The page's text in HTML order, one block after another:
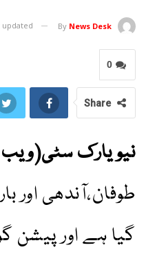
By News Desk
updated
0
Share
نیو یارک
طوفان،آندھی اور
گیا ہے اور پیشن